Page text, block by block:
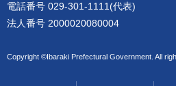
電話番号 029-301-1111(代表)
法人番号 2000020080004
Copyright ©Ibaraki Prefectural Government. All